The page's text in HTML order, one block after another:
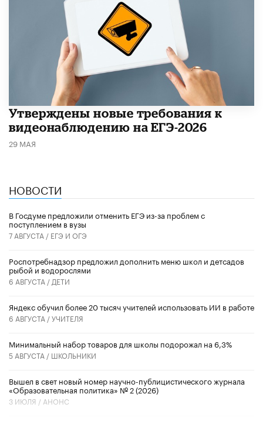
Утверждены новые требования к
видеонаблюдению на ЕГЭ-2026
29 МАЯ
НОВОСТИ
В Госдуме предложили отменить ЕГЭ из-за проблем с
поступлением в вузы
7 АВГУСТА / ЕГЭ И ОГЭ
Роспотребнадзор предложил дополнить меню школ и детсадов
рыбой и водорослями
6 АВГУСТА / ДЕТИ
​Яндекс обучил более 20 тысяч учителей использовать ИИ в работе
6 АВГУСТА /УЧИТЕЛЯ
Минимальный набор товаров для школы подорожал на 6,3%
5 АВГУСТА / ШКОЛЬНИКИ
Вышел в свет новый номер научно-публицистического журнала
«Образовательная политика» № 2 (2026)
3 ИЮЛЯ / АНОНС